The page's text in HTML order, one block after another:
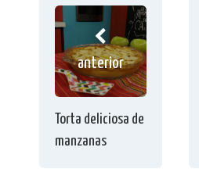
anterior
Torta deliciosa de
manzanas